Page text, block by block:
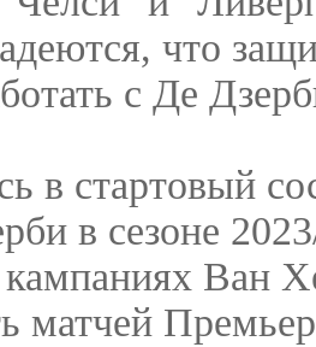
что
с Де
в стартовый
в сезоне
Ван
матчей